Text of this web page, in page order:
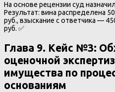
На основе рецензии суд
Результат: вина распределена
руб., взыскание с ответчика —
руб. ✅
Глава 9. Кейс №3:
оценочной
имущества по
основаниям